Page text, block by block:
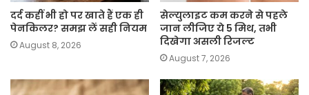
दर्द कहीं भी हो पर खाते हैं एक ही
पेनकिलर? समझ लें सही नियम
August 8, 2026
सेल्युलाइट कम करने से पहले
जान लीजिए ये 5 मिथ, तभी
दिखेगा असली रिजल्ट
August 7, 2026